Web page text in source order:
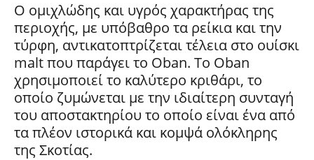
O ομιχλώδης και υγρός χαρακτήρας της
περιοχής, με υπόβαθρο τα ρείκια και την
τύρφη, αντικατοπτρίζεται τέλεια στο ουίσκι
malt που παράγει το Oban. Το Oban
χρησιμοποιεί το καλύτερο κριθάρι, το
οποίο ζυμώνεται με την ιδιαίτερη συνταγή
του αποστακτηρίου το οποίο είναι ένα από
τα πλέον ιστορικά και κομψά ολόκληρης
της Σκοτίας.